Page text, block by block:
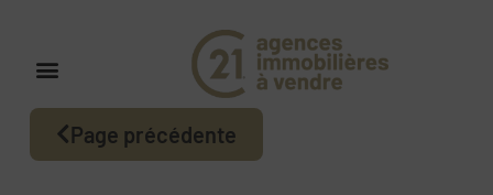
Page précédente